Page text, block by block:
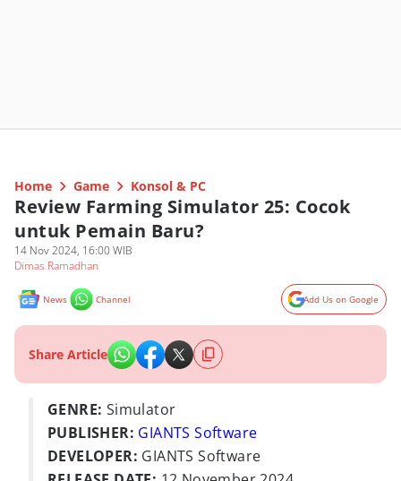
Home Game Konsol & PC
Review Farming Simulator 25: Cocok
untuk Pemain Baru?
14 Nov 2024, 16:00 WIB
Dimas Ramadhan
News Channel Add Us on Google
Share Article
GENRE: Simulator
PUBLISHER: GIANTS Software
DEVELOPER: GIANTS Software